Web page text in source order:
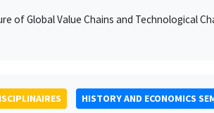
of Global Value Chains and Technological
HISTORY AND ECONOMICS